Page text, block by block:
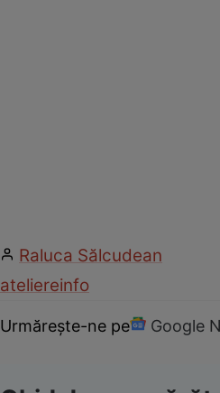
Raluca Sălcudean
ateliereinfo
Urmărește-ne pe Google